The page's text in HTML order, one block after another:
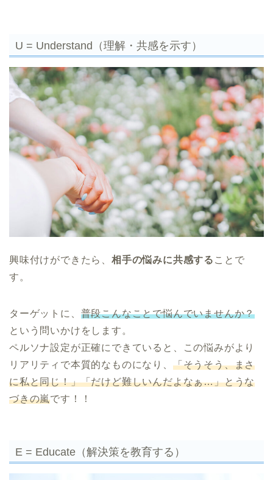
U = Understand（理解・共感を示す）
興味付けができたら、 相手の悩みに共感する ことで
す。
ターゲットに、 普段こんなことで悩んでいませんか？
という問いかけをします。
ペルソナ設定が正確にできていると、この悩みがより
リアリティで本質的なものになり、 「そうそう、まさ
に私と同じ！」「だけど難しいんだよなぁ…」とうな
づきの嵐です！！
E = Educate（解決策を教育する）